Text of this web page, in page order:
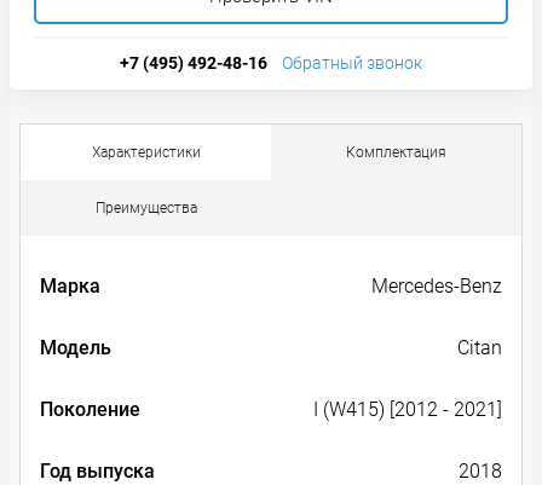
+7 (495) 492-48-16 Обратный звонок
Характеристики Комплектация
Преимущества
Марка Mercedes-Benz
Модель Citan
Поколение I (W415) [2012 - 2021]
Год выпуска 2018